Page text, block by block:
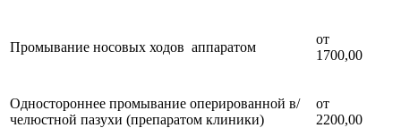
Промывание носовых ходов аппаратом
от
1700,00
Одностороннее промывание оперированной в/
челюстной пазухи (препаратом клиники)
от
2200,00